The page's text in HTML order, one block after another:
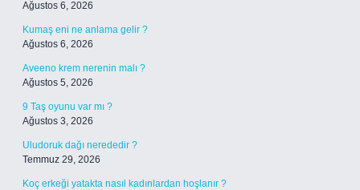
Ağustos 6, 2026
Kumaş eni ne anlama gelir ?
Ağustos 6, 2026
Aveeno krem nerenin malı ?
Ağustos 5, 2026
9 Taş oyunu var mı ?
Ağustos 3, 2026
Uludoruk dağı nerededir ?
Temmuz 29, 2026
Koç erkeği yatakta nasıl kadınlardan hoşlanır ?